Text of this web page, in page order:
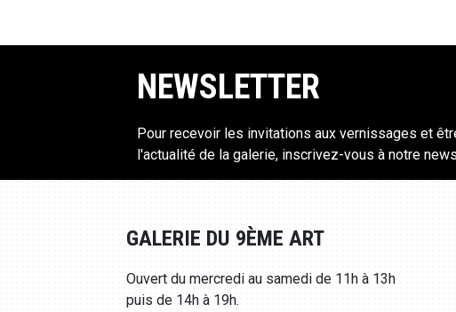
NEWSLETTER
Pour recevoir les invitations aux vernissages et
l'actualité de la galerie, inscrivez-vous à notre
GALERIE DU 9ÈME ART
Ouvert du mercredi au samedi de 11h à 13h
puis de 14h à 19h.